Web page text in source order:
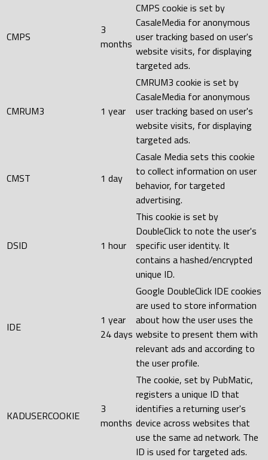
CMPS
3
months
CMPS cookie is set by
CasaleMedia for anonymous
user tracking based on user's
website visits, for displaying
targeted ads.
CMRUM3 1 year
CMRUM3 cookie is set by
CasaleMedia for anonymous
user tracking based on user's
website visits, for displaying
targeted ads.
CMST 1 day
Casale Media sets this cookie
to collect information on user
behavior, for targeted
advertising.
DSID 1 hour
This cookie is set by
DoubleClick to note the user's
specific user identity. It
contains a hashed/encrypted
unique ID.
IDE
1 year
24 days
Google DoubleClick IDE cookies
are used to store information
about how the user uses the
website to present them with
relevant ads and according to
the user profile.
KADUSERCOOKIE
3
months
The cookie, set by PubMatic,
registers a unique ID that
identifies a returning user's
device across websites that
use the same ad network. The
ID is used for targeted ads.